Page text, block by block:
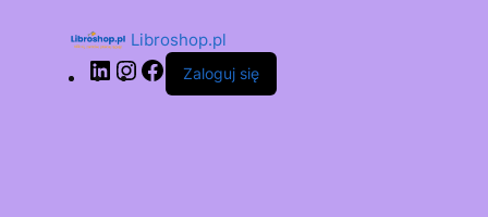
Libroshop.pl
Zaloguj się